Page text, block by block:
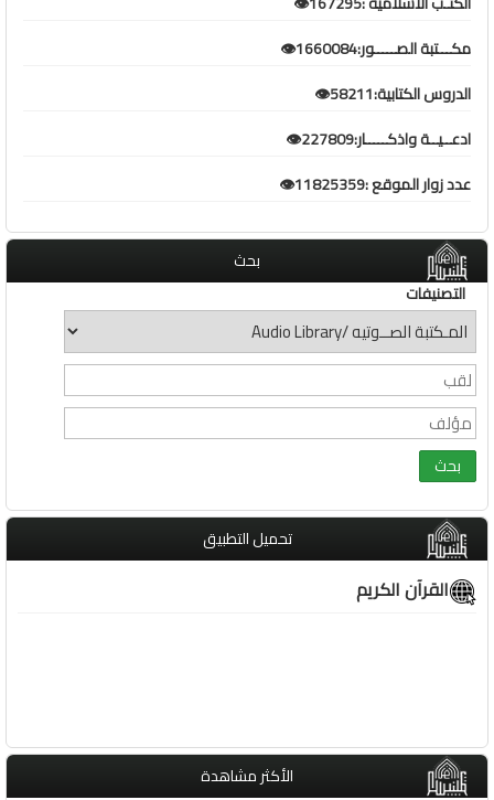
مكـــتبة الصـــــور:1660084👁️
الدروس الكتابية:58211👁️
ادعــيــة واذكـــــار:227809👁️
عدد زوار الموقع :11825359👁️
بحث
التصنيفات
تحميل التطبيق
القرآن الكريم
الأكثر مشاهدة